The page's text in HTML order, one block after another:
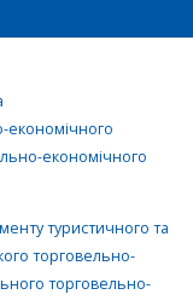
економічного
економічного
туристичного та
торговельно-
торговельно-